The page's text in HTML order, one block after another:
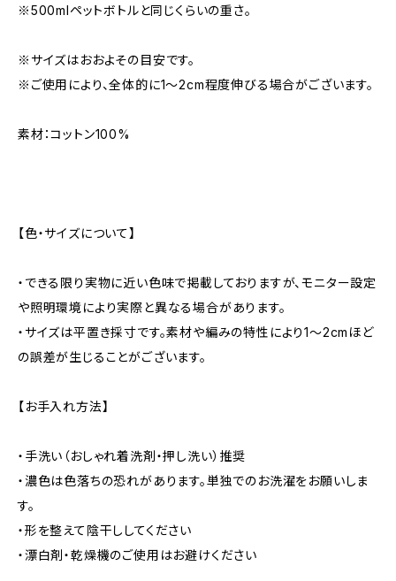
※500mlペットボトルと同じくらいの重さ。
※サイズはおおよその目安です。
※ご使用により、全体的に1〜2cm程度伸びる場合がございます。
素材：コットン100%
【色・サイズについて】
・できる限り実物に近い色味で掲載しておりますが、モニター設定
や照明環境により実際と異なる場合があります。
・サイズは平置き採寸です。素材や編みの特性により1〜2cmほど
の誤差が生じることがございます。
【お手入れ方法】
・手洗い（おしゃれ着洗剤・押し洗い）推奨
・濃色は色落ちの恐れがあります。単独でのお洗濯をお願いしま
す。
・形を整えて陰干ししてください
・漂白剤・乾燥機のご使用はお避けください